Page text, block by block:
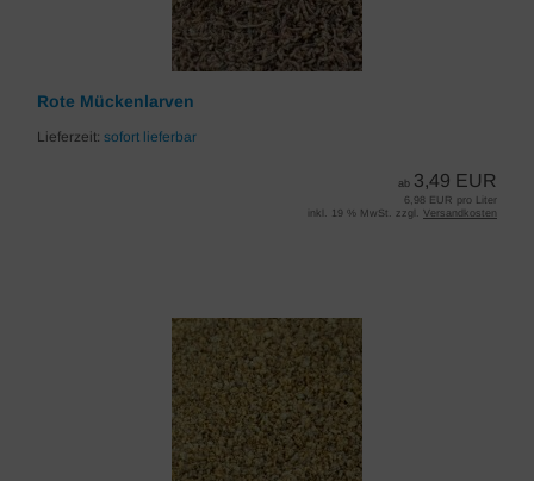
Rote Mückenlarven
Lieferzeit: sofort lieferbar
ab 3,49 EUR
6,98 EUR pro Liter
inkl. 19 % MwSt. zzgl. Versandkosten